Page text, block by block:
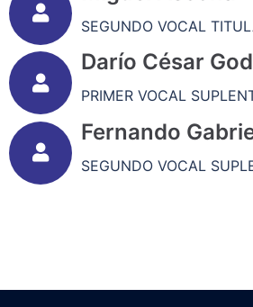
SEGUNDO VOCAL
Darío César
PRIMER VOCAL
Fernando
SEGUNDO VOCAL